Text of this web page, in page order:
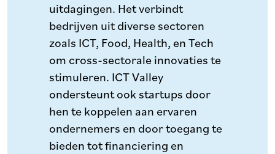
uitdagingen. Het verbindt
bedrijven uit diverse sectoren
zoals ICT, Food, Health, en Tech
om cross-sectorale innovaties te
stimuleren. ICT Valley
ondersteunt ook startups door
hen te koppelen aan ervaren
ondernemers en door toegang te
bieden tot financiering en